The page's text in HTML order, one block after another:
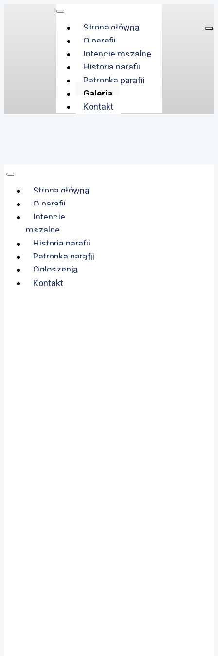
Strona główna
O parafii
Intencje mszalne
Historia parafii
Patronka parafii
Galeria
Kontakt
Strona główna
O parafii
Intencje
mszalne
Historia parafii
Patronka parafii
Ogłoszenia
Kontakt